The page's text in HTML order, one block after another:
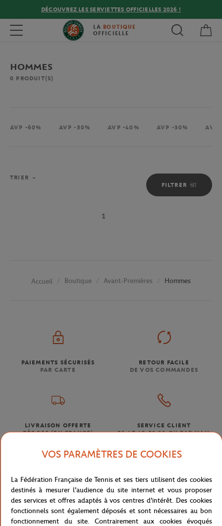
DÉCOUVREZ LES SERVIETTES OFFICIELLES 2026 !
Toggle navigation LA BOUTIQUE
OFFICIELLE
HOMMES
0 PRODUIT(S)
AVP -60% AVP -50% AVP -40% AVP -30% AVP
FILTRER
TRIER
1
Accueil Boutique Avant-Premières Hommes
PAIEMENTS SÉCURISÉS
PAR CARTE
RETOUR FACILE
DE VOS COMMANDES
LIVRAISON OFFERTE
DÈS 80€ (EN FRANCE)
SERVICE CLIENT
01 47 43 51 11 OU PAR MAIL
NEWSLETTER
EN VOUS ABONNANT À NOS NEWSLETTERS, NE LOUPEZ PLUS
NOS NOUVEAUTÉS, OFFRES SPÉCIALES ET EXCLUSIVITÉS.
VOS PARAMÈTRES DE COOKIES
La Fédération Française de Tennis et ses tiers utilisent des cookies
destinés à mesurer l'audience du site internet et vous proposer
des services et offres adaptés à vos centres d'intérêt. Des cookies
fonctionnels sont également déposés et sont nécessaires au bon
fonctionnement du site. Contrairement aux cookies évoqués